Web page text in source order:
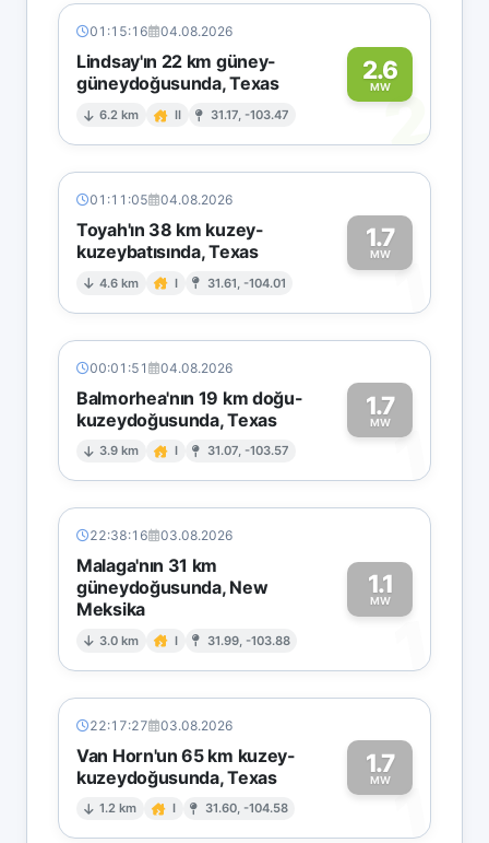
01:15:16 04.08.2026
Lindsay'ın 22 km güney-
güneydoğusunda, Texas
6.2 km II 31.17, -103.47
2.6
MW2
01:11:05 04.08.2026
Toyah'ın 38 km kuzey-
kuzeybatısında, Texas
4.6 km I 31.61, -104.01
1.7
MW1
00:01:51 04.08.2026
Balmorhea'nın 19 km doğu-
kuzeydoğusunda, Texas
3.9 km I 31.07, -103.57
1.7
MW1
22:38:16 03.08.2026
Malaga'nın 31 km
güneydoğusunda, New
Meksika
3.0 km I 31.99, -103.88
1.1
MW
1
22:17:27 03.08.2026
Van Horn'un 65 km kuzey-
kuzeydoğusunda, Texas
1.2 km I 31.60, -104.58
1.7
MW1